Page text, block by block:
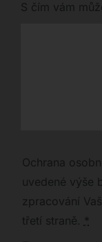
S čím vám
Ochrana
uvedené výše
zpracování
třetí straně. *